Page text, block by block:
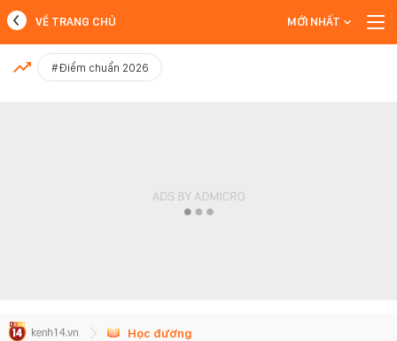
MỚI NHẤT
VỀ TRANG CHỦ MỚI NHẤT
#Điểm chuẩn 2026
Học đường